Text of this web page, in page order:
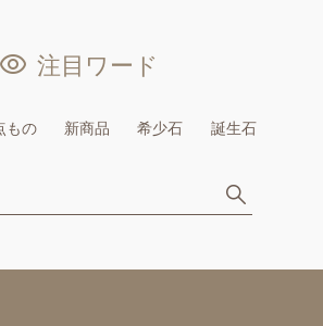
注目ワード
もの 新商品 希少石 誕生石